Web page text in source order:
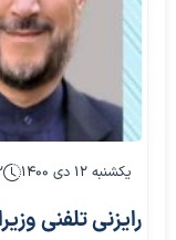
یکشنبه ۱۲ دی ۱۴۰۰
رایزنی تلفنی